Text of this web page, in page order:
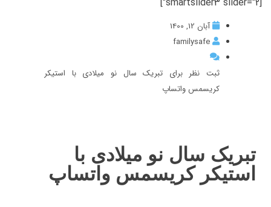
آبان 12, 1400
familysafe
ثبت نظر برای تبریک سال نو میلادی با استیکر
کریسمس واتساپ
تبریک سال نو میلادی با
استیکر کریسمس واتساپ